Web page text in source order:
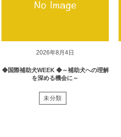
2026年8月4日
◆国際補助犬WEEK ◆～補助犬への理解
を深める機会に～
未分類